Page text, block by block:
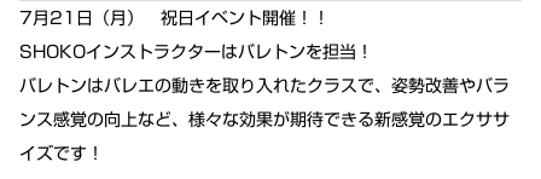
7月21日（月） 祝日イベント開催！！
SHOKOインストラクターはバレトンを担当！
バレトンはバレエの動きを取り入れたクラスで、姿勢改善やバラ
ンス感覚の向上など、様々な効果が期待できる新感覚のエクササ
イズです！